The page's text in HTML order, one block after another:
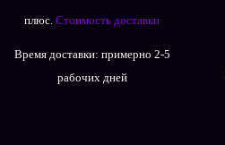
плюс.Стоимость доставки
Время доставки: примерно 2-5
рабочих дней